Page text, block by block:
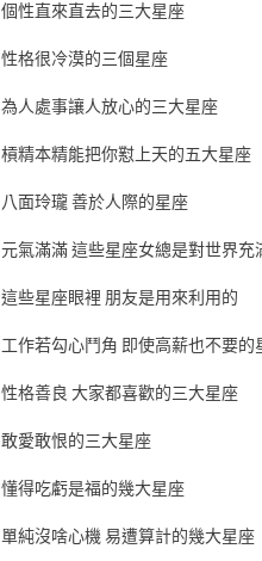
個性直來直去的三大星座
性格很冷漠的三個星座
為人處事讓人放心的三大星座
槓精本精能把你懟上天的五大星座
八面玲瓏 善於人際的星座
元氣滿滿 這些星座女總是對世界充
這些星座眼裡 朋友是用來利用的
工作若勾心鬥角 即使高薪也不要的
性格善良 大家都喜歡的三大星座
敢愛敢恨的三大星座
懂得吃虧是福的幾大星座
單純沒啥心機 易遭算計的幾大星座